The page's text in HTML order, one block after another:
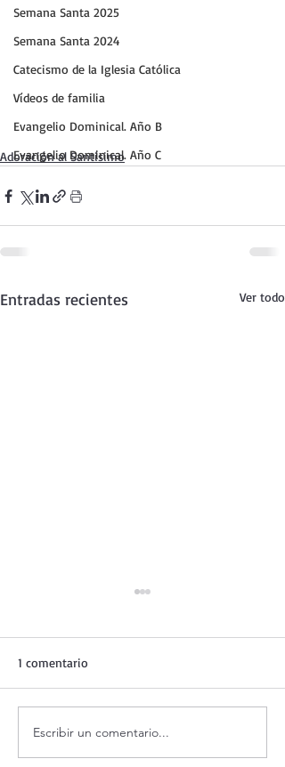
Semana Santa 2025
Semana Santa 2024
Catecismo de la Iglesia Católica
Vídeos de familia
Evangelio Dominical. Año B
Evangelio Dominical. Año C
Adoración al Santísimo
Entradas recientes Ver todo
Adoración al Santísimo en
vivo / Perpetual Adoration
1 comentario
Escribir un comentario...